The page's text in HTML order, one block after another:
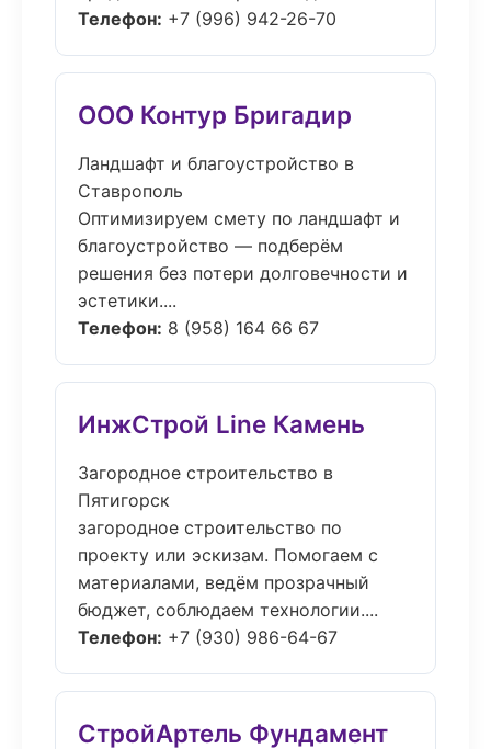
Телефон: +7 (996) 942-26-70
ООО Контур Бригадир
Ландшафт и благоустройство в
Ставрополь
Оптимизируем смету по ландшафт и
благоустройство — подберём
решения без потери долговечности и
эстетики....
Телефон: 8 (958) 164 66 67
ИнжСтрой Line Камень
Загородное строительство в
Пятигорск
загородное строительство по
проекту или эскизам. Помогаем с
материалами, ведём прозрачный
бюджет, соблюдаем технологии....
Телефон: +7 (930) 986-64-67
СтройАртель Фундамент